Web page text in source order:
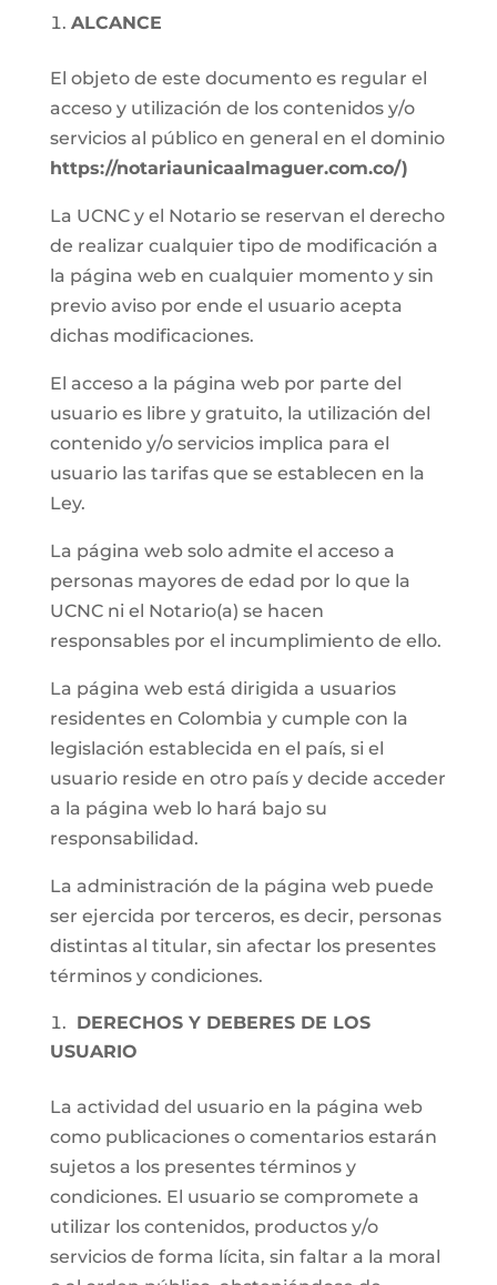
ALCANCE
El objeto de este documento es regular el
acceso y utilización de los contenidos y/o
servicios al público en general en el dominio
https://notariaunicaalmaguer.com.co/)
La UCNC y el Notario se reservan el derecho
de realizar cualquier tipo de modificación a
la página web en cualquier momento y sin
previo aviso por ende el usuario acepta
dichas modificaciones.
El acceso a la página web por parte del
usuario es libre y gratuito, la utilización del
contenido y/o servicios implica para el
usuario las tarifas que se establecen en la
Ley.
La página web solo admite el acceso a
personas mayores de edad por lo que la
UCNC ni el Notario(a) se hacen
responsables por el incumplimiento de ello.
La página web está dirigida a usuarios
residentes en Colombia y cumple con la
legislación establecida en el país, si el
usuario reside en otro país y decide acceder
a la página web lo hará bajo su
responsabilidad.
La administración de la página web puede
ser ejercida por terceros, es decir, personas
distintas al titular, sin afectar los presentes
términos y condiciones.
DERECHOS Y DEBERES DE LOS
USUARIO
La actividad del usuario en la página web
como publicaciones o comentarios estarán
sujetos a los presentes términos y
condiciones. El usuario se compromete a
utilizar los contenidos, productos y/o
servicios de forma lícita, sin faltar a la moral